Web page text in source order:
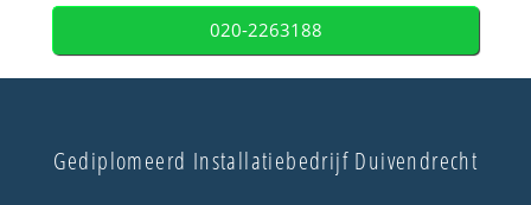
020-2263188
Gediplomeerd Installatiebedrijf Duivendrecht